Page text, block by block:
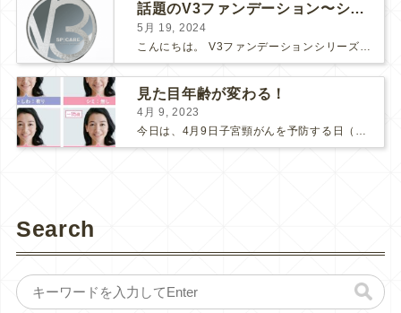
話題のV3ファンデーション〜シャイニングVSブリリアント〜
5月 19, 2024
見た目年齢が変わる！
4月 9, 2023
今日は、4月9日子宮頸がんを予防する日（子宮の日）です。 ここ数年、新型コロナの影響で、子宮頸がん検診にも受診控えが起こってしまっているそうです。 検診間隔が空いてしまう事で、もしがんが発見さ...
Search